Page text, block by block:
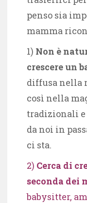
penso sia
mamma
1) Non è
crescere un
diffusa nella
così nella
tradizionali e
da noi in
ci sta.
2) Cerca di
seconda dei
babysitter,